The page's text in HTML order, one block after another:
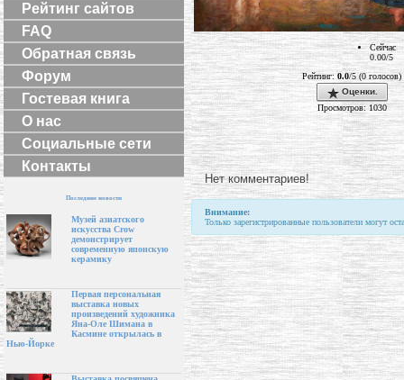
Рейтинг сайтов
FAQ
Обратная связь
Форум
Гостевая книга
О нас
Социальные сети
Контакты
Последние новости
Музей азиатского
искусства Crow
демонстрирует
современную японскую
керамику
Первая персональная
выставка новых
произведений художника
Яна-Оле Шимана в
Касмине открылась в
Нью-Йорке
Сейчас
0.00/5
Рейтинг: 0.0/5 (0 голосов)
Оценки.
Просмотров: 1030
Нет комментариев!
Внимание:
Только зарегистрированные пользователи могут